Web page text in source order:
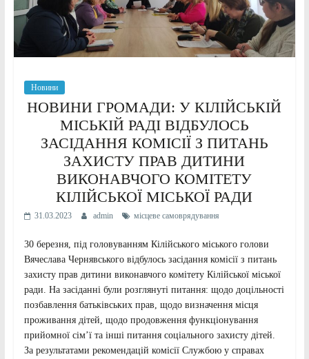
Новини
НОВИНИ ГРОМАДИ: У КІЛІЙСЬКІЙ
МІСЬКІЙ РАДІ ВІДБУЛОСЬ
ЗАСІДАННЯ КОМІСІЇ З ПИТАНЬ
ЗАХИСТУ ПРАВ ДИТИНИ
ВИКОНАВЧОГО КОМІТЕТУ
КІЛІЙСЬКОЇ МІСЬКОЇ РАДИ
31.03.2023 admin місцеве самоврядування
30 березня, під головуванням Кілійського міського голови
Вячеслава Чернявського відбулось засідання комісії з питань
захисту прав дитини виконавчого комітету Кілійської міської
ради. На засіданні були розглянуті питання: щодо доцільності
позбавлення батьківських прав, щодо визначення місця
проживання дітей, щодо продовження функціонування
прийомної сім’ї та інші питання соціального захисту дітей.
За результатами рекомендацій комісії Службою у справах